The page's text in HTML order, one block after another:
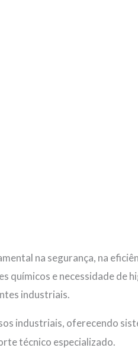
na segurança, na
químicos e necessidade de
industriais.
industriais, oferecendo
técnico especializado.